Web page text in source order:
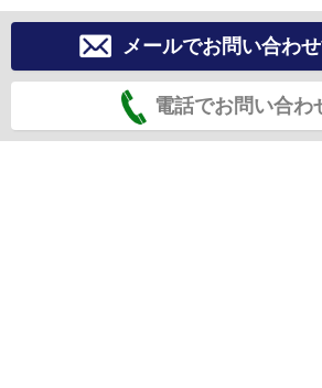
メールでお問い合わ
電話でお問い合わ